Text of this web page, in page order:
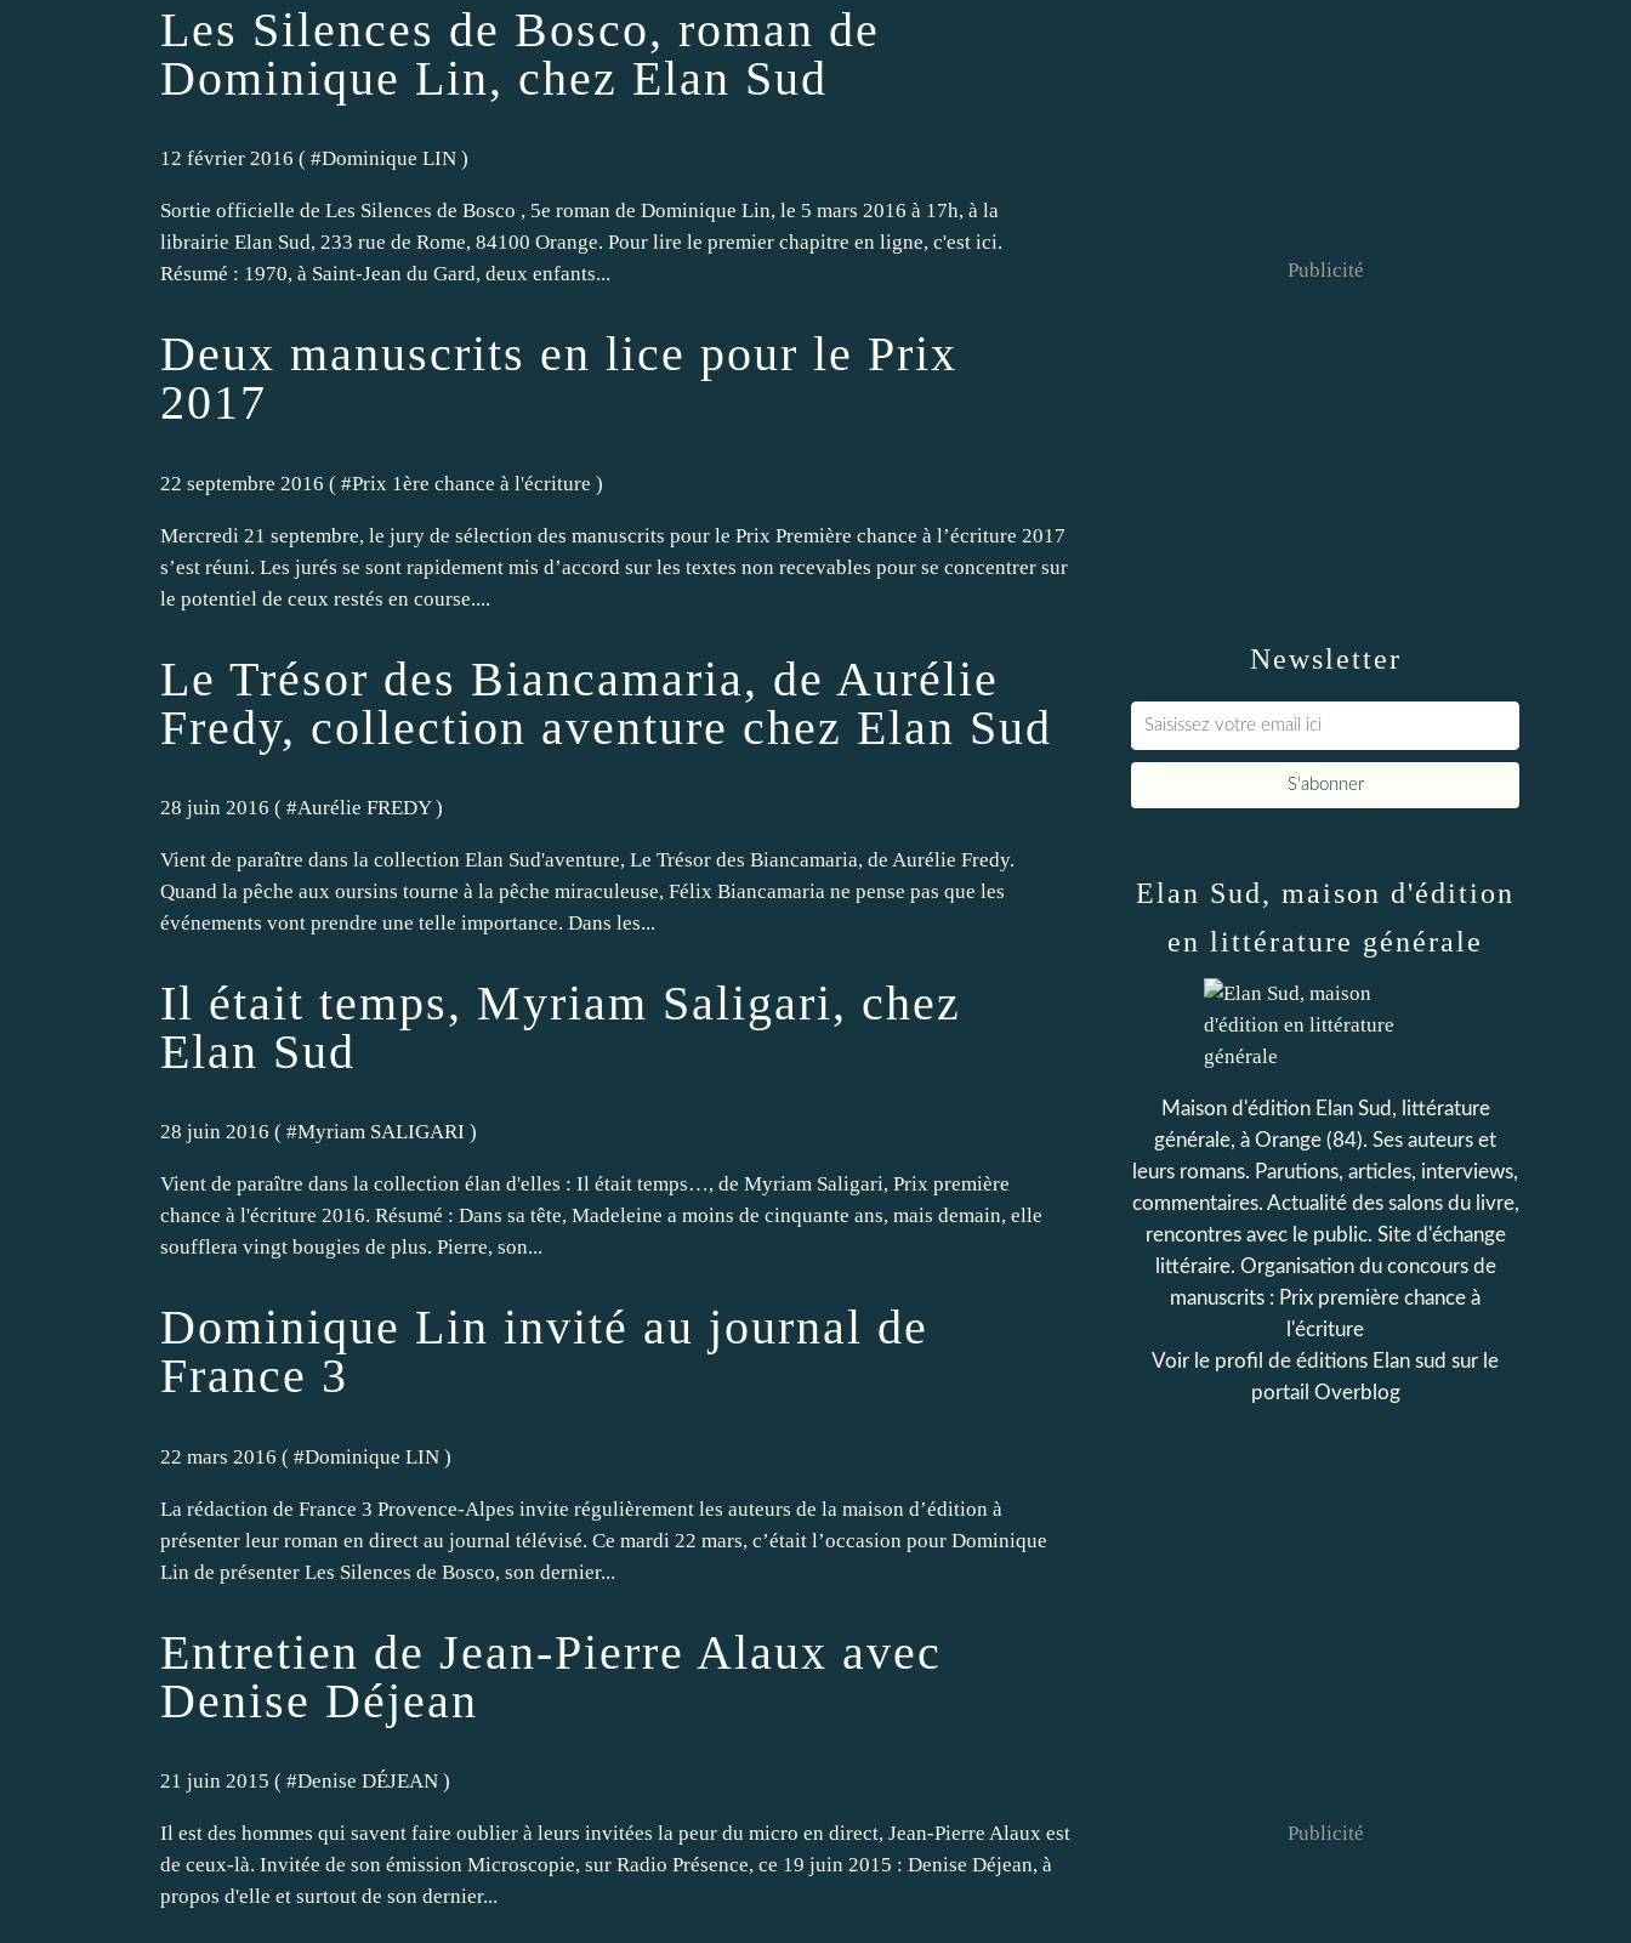
Les Silences de Bosco, roman de
Dominique Lin, chez Elan Sud
12 février 2016 ( #Dominique LIN )
Sortie officielle de Les Silences de Bosco , 5e roman de Dominique Lin, le 5 mars 2016 à 17h, à la
librairie Elan Sud, 233 rue de Rome, 84100 Orange. Pour lire le premier chapitre en ligne, c'est ici.
Résumé : 1970, à Saint-Jean du Gard, deux enfants...
Deux manuscrits en lice pour le Prix
2017
22 septembre 2016 ( #Prix 1ère chance à l'écriture )
Mercredi 21 septembre, le jury de sélection des manuscrits pour le Prix Première chance à l’écriture 2017
s’est réuni. Les jurés se sont rapidement mis d’accord sur les textes non recevables pour se concentrer sur
le potentiel de ceux restés en course....
Le Trésor des Biancamaria, de Aurélie
Fredy, collection aventure chez Elan Sud
28 juin 2016 ( #Aurélie FREDY)
Vient de paraître dans la collection Elan Sud'aventure, Le Trésor des Biancamaria, de Aurélie Fredy.
Quand la pêche aux oursins tourne à la pêche miraculeuse, Félix Biancamaria ne pense pas que les
événements vont prendre une telle importance. Dans les...
Il était temps, Myriam Saligari, chez
Elan Sud
28 juin 2016 ( #Myriam SALIGARI )
Vient de paraître dans la collection élan d'elles : Il était temps…, de Myriam Saligari, Prix première
chance à l'écriture 2016. Résumé : Dans sa tête, Madeleine a moins de cinquante ans, mais demain, elle
soufflera vingt bougies de plus. Pierre, son...
Dominique Lin invité au journal de
France 3
22 mars 2016 ( #Dominique LIN )
La rédaction de France 3 Provence-Alpes invite régulièrement les auteurs de la maison d’édition à
présenter leur roman en direct au journal télévisé. Ce mardi 22 mars, c’était l’occasion pour Dominique
Lin de présenter Les Silences de Bosco, son dernier...
Entretien de Jean-Pierre Alaux avec
Denise Déjean
21 juin 2015 ( #Denise DÉJEAN )
Il est des hommes qui savent faire oublier à leurs invitées la peur du micro en direct, Jean-Pierre Alaux est
de ceux-là. Invitée de son émission Microscopie, sur Radio Présence, ce 19 juin 2015 : Denise Déjean, à
propos d'elle et surtout de son dernier...
Newsletter
Publicité
Elan Sud, maison d'édition
en littérature générale
Maison d'édition Elan Sud, littérature
générale, à Orange (84). Ses auteurs et
leurs romans. Parutions, articles, interviews,
commentaires. Actualité des salons du livre,
rencontres avec le public. Site d'échange
littéraire. Organisation du concours de
manuscrits : Prix première chance à
l'écriture
Voir le profil de éditions Elan sud sur le
portail Overblog
Publicité